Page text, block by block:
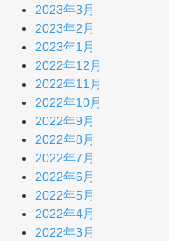
2023年3月
2023年2月
2023年1月
2022年12月
2022年11月
2022年10月
2022年9月
2022年8月
2022年7月
2022年6月
2022年5月
2022年4月
2022年3月